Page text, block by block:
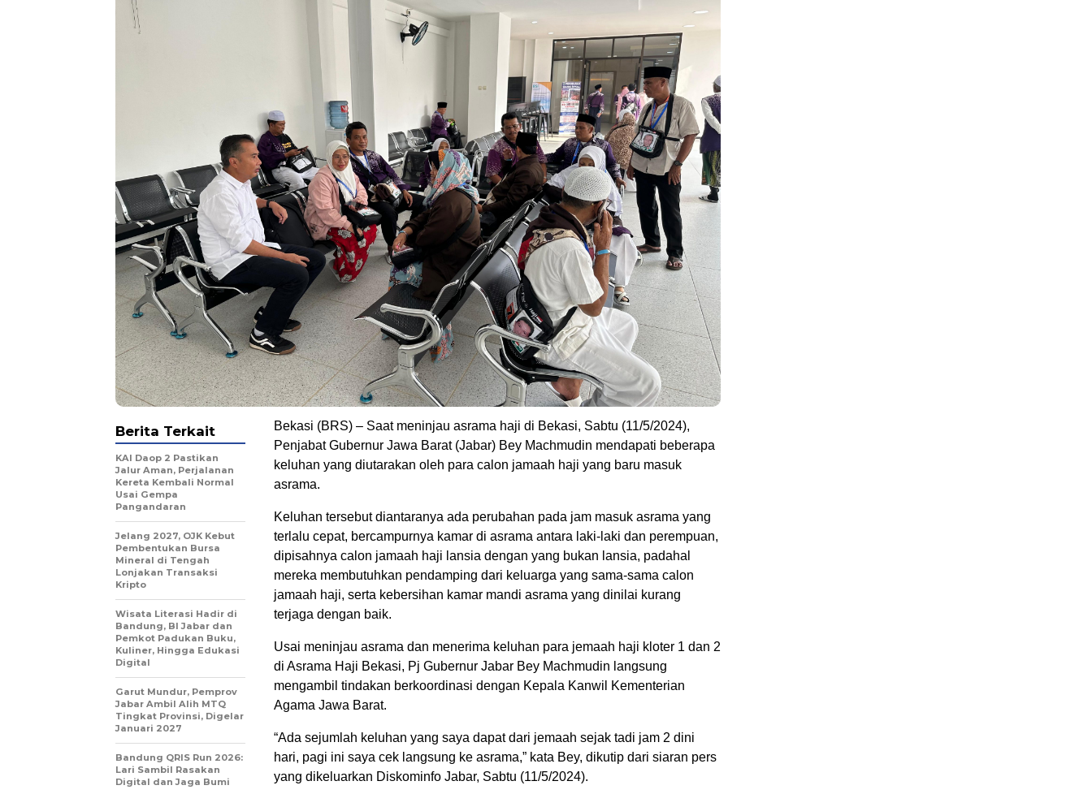
Bekasi (BRS) – Saat meninjau asrama haji di Bekasi, Sabtu (11/5/2024),
Penjabat Gubernur Jawa Barat (Jabar) Bey Machmudin mendapati beberapa
keluhan yang diutarakan oleh para calon jamaah haji yang baru masuk
asrama.
Keluhan tersebut diantaranya ada perubahan pada jam masuk asrama yang
terlalu cepat, bercampurnya kamar di asrama antara laki-laki dan perempuan,
dipisahnya calon jamaah haji lansia dengan yang bukan lansia, padahal
mereka membutuhkan pendamping dari keluarga yang sama-sama calon
jamaah haji, serta kebersihan kamar mandi asrama yang dinilai kurang
terjaga dengan baik.
Usai meninjau asrama dan menerima keluhan para jemaah haji kloter 1 dan 2
di Asrama Haji Bekasi, Pj Gubernur Jabar Bey Machmudin langsung
mengambil tindakan berkoordinasi dengan Kepala Kanwil Kementerian
Agama Jawa Barat.
“Ada sejumlah keluhan yang saya dapat dari jemaah sejak tadi jam 2 dini
hari, pagi ini saya cek langsung ke asrama,” kata Bey, dikutip dari siaran pers
yang dikeluarkan Diskominfo Jabar, Sabtu (11/5/2024).
Berita Terkait
KAI Daop 2 Pastikan
Jalur Aman, Perjalanan
Kereta Kembali Normal
Usai Gempa
Pangandaran
Jelang 2027, OJK Kebut
Pembentukan Bursa
Mineral di Tengah
Lonjakan Transaksi
Kripto
Wisata Literasi Hadir di
Bandung, BI Jabar dan
Pemkot Padukan Buku,
Kuliner, Hingga Edukasi
Digital
Garut Mundur, Pemprov
Jabar Ambil Alih MTQ
Tingkat Provinsi, Digelar
Januari 2027
Bandung QRIS Run 2026:
Lari Sambil Rasakan
Digital dan Jaga Bumi